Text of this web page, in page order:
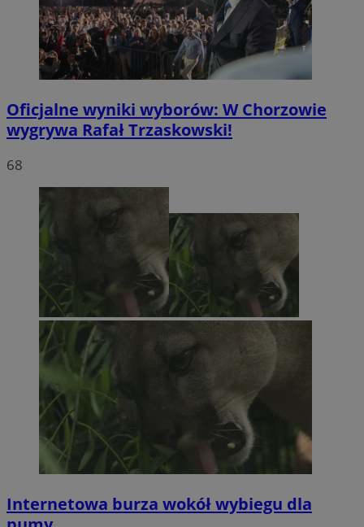
Oficjalne wyniki wyborów: W Chorzowie
wygrywa Rafał Trzaskowski!
68
Internetowa burza wokół wybiegu dla